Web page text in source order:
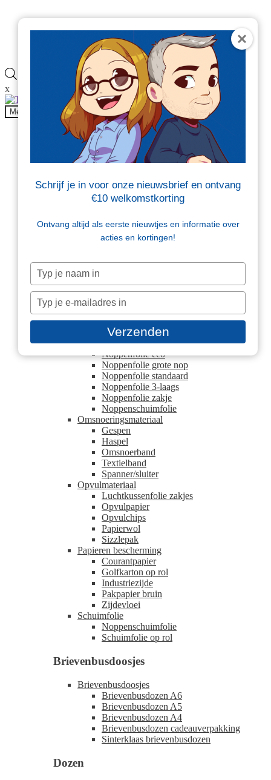
Veelgestelde vragen
x
Onderdeel van
Menu
Producten
Beschermen en opvullen
Brievenbusdoosjes
Dozen
Kantoor en magazijn
Tape en etiketten
Verzendenveloppen
Sale
Hoek- en randbescherming
Beschermhoek
U schuimprofielen
Blokpallet platen
Europallet platen
Noppenfolie
Noppenfolie eco
Noppenfolie grote nop
Noppenfolie standaard
Noppenfolie 3-laags
Noppenfolie zakje
Noppenschuimfolie
Omsnoeringsmateriaal
Gespen
Haspel
Omsnoerband
Textielband
Spanner/sluiter
Opvulmateriaal
Luchtkussenfolie zakjes
Opvulpapier
Opvulchips
Papierwol
Sizzlepak
Papieren bescherming
Courantpapier
Golfkarton op rol
Industriezijde
Pakpapier bruin
Zijdevloei
Schuimfolie
Noppenschuimfolie
Schuimfolie op rol
Brievenbusdoosjes
Brievenbusdoosjes
Brievenbusdozen A6
Brievenbusdozen A5
Brievenbusdozen A4
Brievenbusdozen cadeauverpakking
Sinterklaas brievenbusdozen
Dozen
Schrijf je in voor onze nieuwsbrief en ontvang
€10 welkomstkorting
Ontvang altijd als eerste nieuwtjes en informatie over
acties en kortingen!
Typ
je
naam
Typ
je
e-
Verzenden